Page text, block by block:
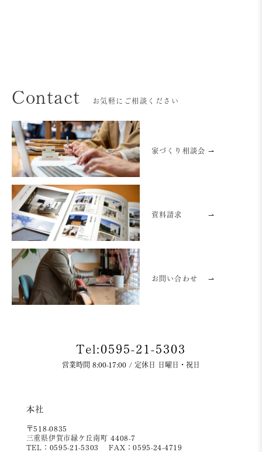
Contact お気軽にご相談ください
家づくり相談会 ⇀
資料請求 ⇀
お問い合わせ ⇀
Tel:0595-21-5303
営業時間 8:00-17:00 / 定休日 日曜日・祝日
本社
〒518-0835
三重県伊賀市緑ケ丘南町 4408-7
TEL：0595-21-5303
FAX：0595-24-4719